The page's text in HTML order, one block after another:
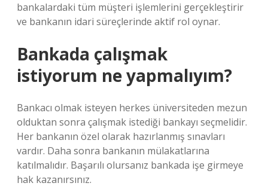
bankalardaki tüm müşteri işlemlerini gerçekleştirir
ve bankanın idari süreçlerinde aktif rol oynar.
Bankada çalışmak
istiyorum ne yapmalıyım?
Bankacı olmak isteyen herkes üniversiteden mezun
olduktan sonra çalışmak istediği bankayı seçmelidir.
Her bankanın özel olarak hazırlanmış sınavları
vardır. Daha sonra bankanın mülakatlarına
katılmalıdır. Başarılı olursanız bankada işe girmeye
hak kazanırsınız.